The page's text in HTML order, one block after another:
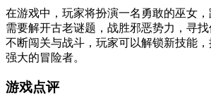
在游戏中，玩家将扮演一名勇敢的巫女
需要解开古老谜题，战胜邪恶势力，寻
不断闯关与战斗，玩家可以解锁新技能
强大的冒险者。
游戏点评